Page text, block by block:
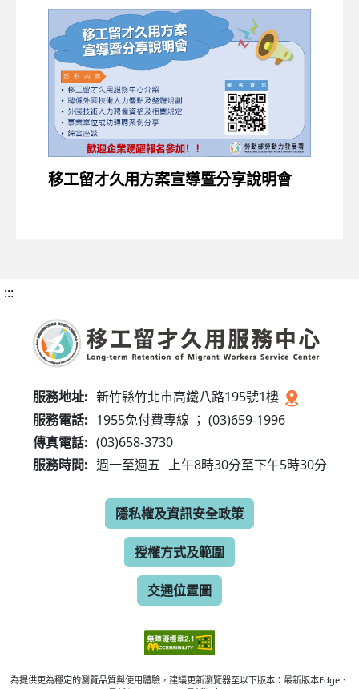
移工留才久用方案宣導暨分享說明會
:::
服務地址: 新竹縣竹北市高鐵八路195號1樓
服務電話: 1955免付費專線 ； (03)659-1996
傳真電話: (03)658-3730
服務時間: 週一至週五 上午8時30分至下午5時30分
隱私權及資訊安全政策
授權方式及範圍
交通位置圖
為提供更為穩定的瀏覽品質與使用體驗，建議更新瀏覽器至以下版本：最新版本Edge、